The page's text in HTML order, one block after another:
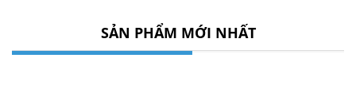
SẢN PHẨM MỚI NHẤT